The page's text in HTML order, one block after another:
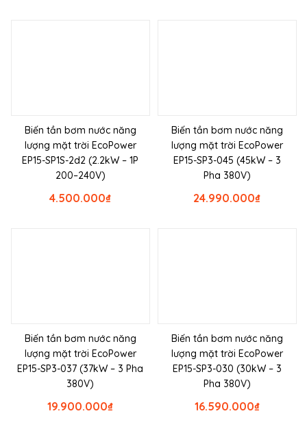
Biến tần bơm nước năng
lượng mặt trời EcoPower
EP15-SP1S-2d2 (2.2kW – 1P
200–240V)
₫
4.500.000
Biến tần bơm nước năng
lượng mặt trời EcoPower
EP15-SP3-045 (45kW – 3
Pha 380V)
₫
24.990.000
Biến tần bơm nước năng
lượng mặt trời EcoPower
EP15-SP3-037 (37kW – 3 Pha
380V)
₫
19.900.000
Biến tần bơm nước năng
lượng mặt trời EcoPower
EP15-SP3-030 (30kW – 3
Pha 380V)
₫
16.590.000